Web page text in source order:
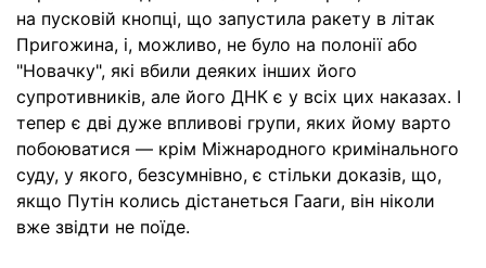
на пусковій кнопці, що запустила ракету в літак
Пригожина, і, можливо, не було на полонії або
"Новачку", які вбили деяких інших його
супротивників, але його ДНК є у всіх цих наказах. І
тепер є дві дуже впливові групи, яких йому варто
побоюватися — крім Міжнародного кримінального
суду, у якого, безсумнівно, є стільки доказів, що,
якщо Путін колись дістанеться Гааги, він ніколи
вже звідти не поїде.